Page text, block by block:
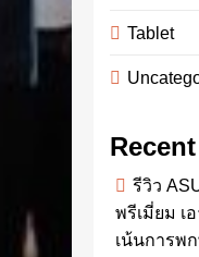
Tablet
รีวิว
พรีเมี่ยม เ
เน้นการพ